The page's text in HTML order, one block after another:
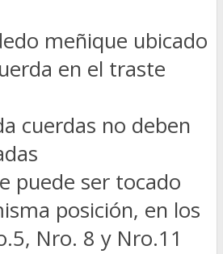
meñique ubicado
en el traste
cuerdas no deben
puede ser tocado
posición, en los
Nro. 8 y Nro.11